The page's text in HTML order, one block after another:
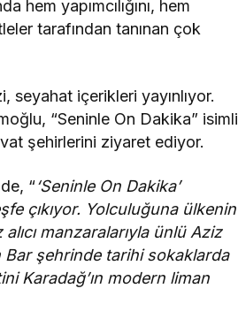
yapımcılığını, hem
tarafından tanınan çok
seyahat içerikleri yayınlıyor.
“Seninle On Dakika” isimli
şehirlerini ziyaret ediyor.
“‘Seninle On Dakika’
çıkıyor. Yolculuğuna ülkenin
manzaralarıyla ünlü Aziz
Bar şehrinde tarihi sokaklarda
Karadağ’ın modern liman